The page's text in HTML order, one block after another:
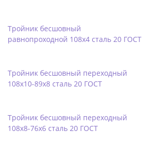
Тройник бесшовный
равнопроходной 108х4 сталь 20 ГОСТ
Тройник бесшовный переходный
108х10-89х8 сталь 20 ГОСТ
Тройник бесшовный переходный
108х8-76х6 сталь 20 ГОСТ